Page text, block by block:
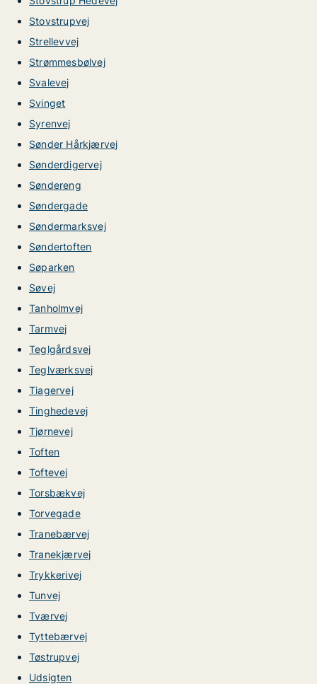
Stovstrupvej
Strellevvej
Strømmesbølvej
Svalevej
Svinget
Syrenvej
Sønder Hårkjærvej
Sønderdigervej
Søndereng
Søndergade
Søndermarksvej
Søndertoften
Søparken
Søvej
Tanholmvej
Tarmvej
Teglgårdsvej
Teglværksvej
Tiagervej
Tinghedevej
Tjørnevej
Toften
Toftevej
Torsbækvej
Torvegade
Tranebærvej
Tranekjærvej
Trykkerivej
Tunvej
Tværvej
Tyttebærvej
Tøstrupvej
Udsigten